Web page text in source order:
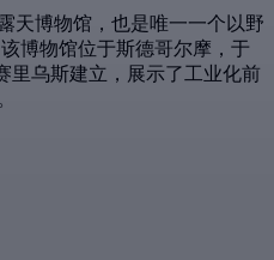
天博物馆，也是唯一一个以野
博物馆位于斯德哥尔摩，于
里乌斯建立，展示了工业化前